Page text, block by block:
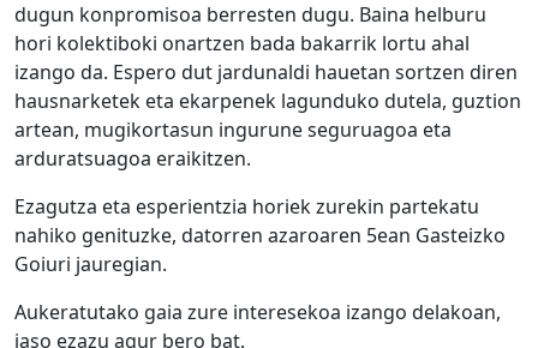
dugun konpromisoa berresten dugu. Baina helburu
hori kolektiboki onartzen bada bakarrik lortu ahal
izango da. Espero dut jardunaldi hauetan sortzen diren
hausnarketek eta ekarpenek lagunduko dutela, guztion
artean, mugikortasun ingurune seguruagoa eta
arduratsuagoa eraikitzen.
Ezagutza eta esperientzia horiek zurekin partekatu
nahiko genituzke, datorren azaroaren 5ean Gasteizko
Goiuri jauregian.
Aukeratutako gaia zure interesekoa izango delakoan,
jaso ezazu agur bero bat.